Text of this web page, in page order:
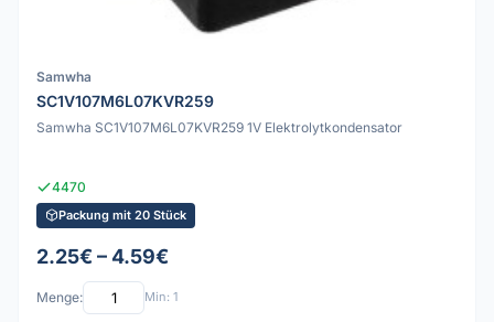
Samwha
SC1V107M6L07KVR259
Samwha SC1V107M6L07KVR259 1V Elektrolytkondensator
4470
Packung mit 20 Stück
2.25€ – 4.59€
Menge: Min: 1